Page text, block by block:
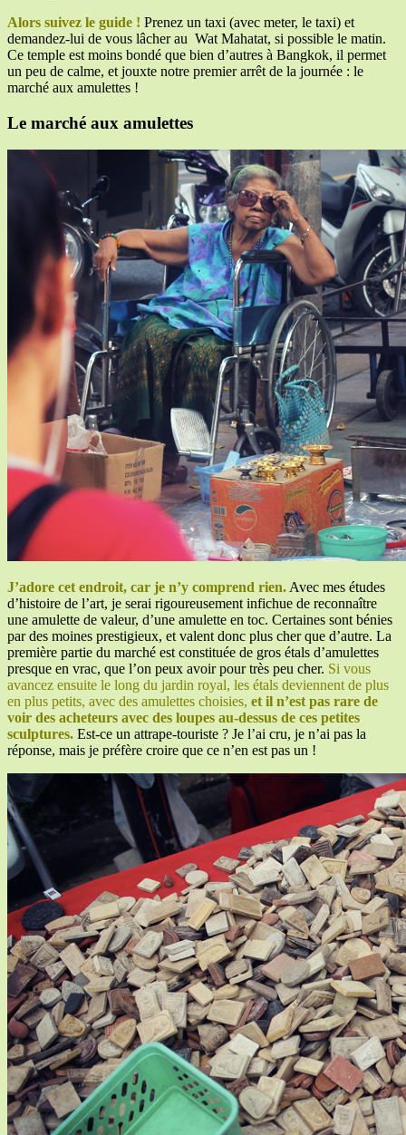
Alors suivez le guide ! Prenez un taxi (avec meter, le taxi) et
demandez-lui de vous lâcher au Wat Mahatat, si possible le matin.
Ce temple est moins bondé que bien d’autres à Bangkok, il permet
un peu de calme, et jouxte notre premier arrêt de la journée : le
marché aux amulettes !
Le marché aux amulettes
J’adore cet endroit, car je n’y comprend rien. Avec mes études
d’histoire de l’art, je serai rigoureusement infichue de reconnaître
une amulette de valeur, d’une amulette en toc. Certaines sont bénies
par des moines prestigieux, et valent donc plus cher que d’autre. La
première partie du marché est constituée de gros étals d’amulettes
presque en vrac, que l’on peux avoir pour très peu cher. Si vous
avancez ensuite le long du jardin royal, les étals deviennent de plus
en plus petits, avec des amulettes choisies, et il n’est pas rare de
voir des acheteurs avec des loupes au-dessus de ces petites
sculptures. Est-ce un attrape-touriste ? Je l’ai cru, je n’ai pas la
réponse, mais je préfère croire que ce n’en est pas un !